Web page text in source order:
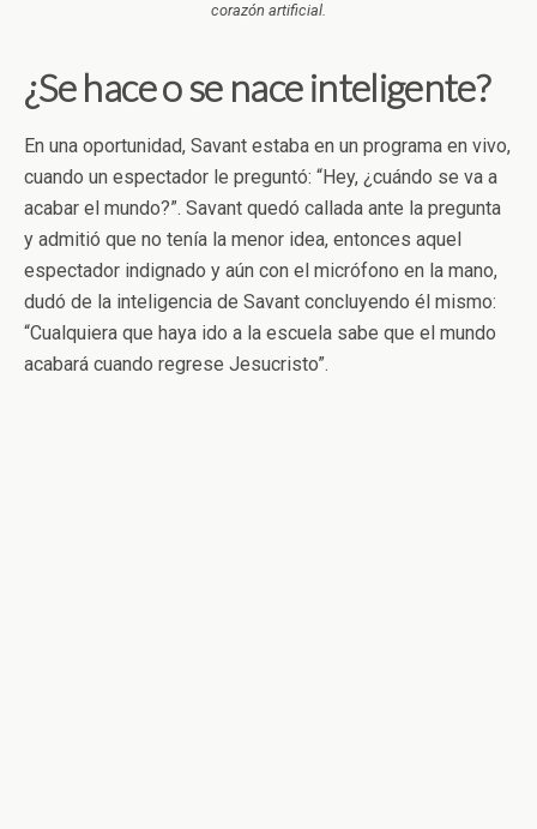
corazón artificial.
¿Se hace o se nace inteligente?
En una oportunidad, Savant estaba en un programa en vivo,
cuando un espectador le preguntó: “Hey, ¿cuándo se va a
acabar el mundo?”. Savant quedó callada ante la pregunta
y admitió que no tenía la menor idea, entonces aquel
espectador indignado y aún con el micrófono en la mano,
dudó de la inteligencia de Savant concluyendo él mismo:
“Cualquiera que haya ido a la escuela sabe que el mundo
acabará cuando regrese Jesucristo”.